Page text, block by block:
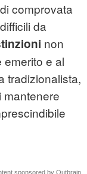
comprovata
da
non
e al
tradizionalista,
sponsored by Outbrain